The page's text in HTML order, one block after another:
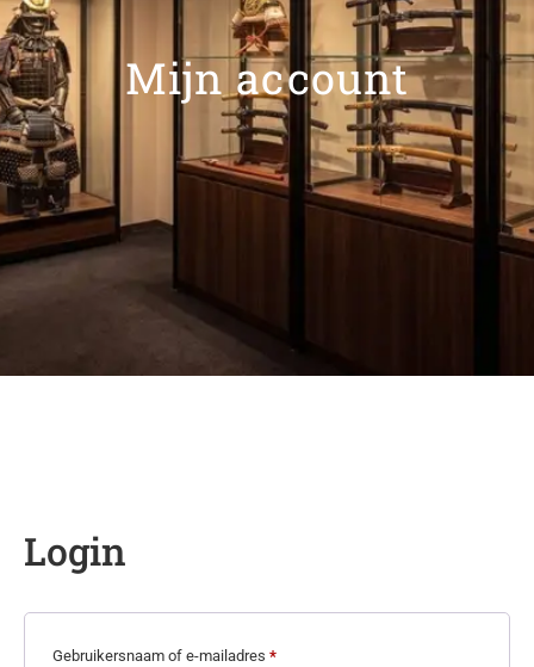
Mijn account
Login
Gebruikersnaam of e-mailadres *